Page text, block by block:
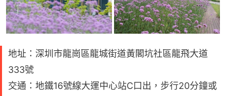
地址：深圳市龍崗區龍城街道黃閣坑社區龍飛大道
333號
交通：地鐵16號線大運中心站C口出，步行20分鐘或